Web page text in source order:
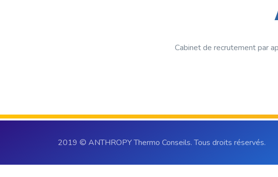
Cabinet de recrutement par
2019 © ANTHROPY Thermo Conseils. Tous droits réservés.